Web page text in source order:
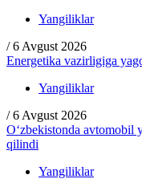
Yangiliklar
/ 6 Avgust 2026
Energetika vazirligiga
Yangiliklar
/ 6 Avgust 2026
O‘zbekistonda avtomobil
qilindi
Yangiliklar